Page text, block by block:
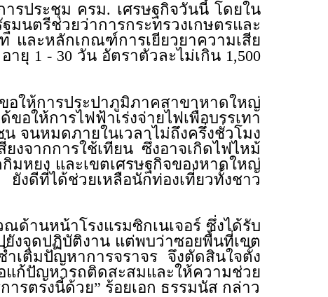
รประชุม ครม. เศรษฐกิจวันนี้ โดยใน
นตรีช่วยว่าการกระทรวงเกษตรและ
และหลักเกณฑ์การเยียวยาความเสีย
ยุ 1 - 30 วัน อัตราตัวละไม่เกิน 1,500
ให้การประปาภูมิภาคสาขาหาดใหญ่
อให้การไฟฟ้าเร่งจ่ายไฟเพื่อบรรเทา
จนหมดภายในเวลาไม่ถึงครึ่งชั่วโมง
งจากการใช้เทียน ซึ่งอาจเกิดไฟไหม้
มหยง และเขตเศรษฐกิจของหาดใหญ่
งดีที่ได้ช่วยเหลือนักท่องเที่ยวทั้งชาว
ด้านหน้าโรงแรมซิกเนเจอร์ ซึ่งได้รับ
ยังจุดปฏิบัติงาน แต่พบว่าซอยพื้นที่เขต
เติมปัญหาการจราจร จึงตัดสินใจตั้ง
แก้ปัญหารถติดสะสมและให้ความช่วย
รตรงนี้ด้วย” ร้อยเอก ธรรมนัส กล่าว